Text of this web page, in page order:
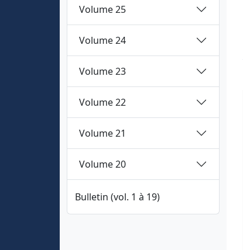
Volume 25
Volume 24
Volume 23
Volume 22
Volume 21
Volume 20
Bulletin (vol. 1 à 19)